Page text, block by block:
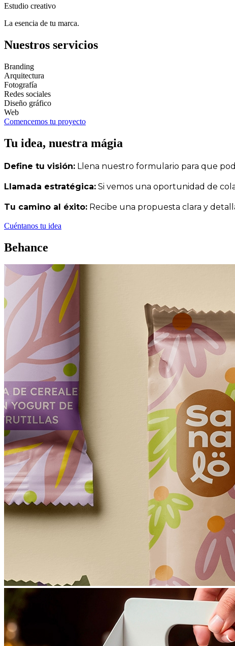
Estudio creativo
La esencia de tu marca.
Nuestros servicios
Branding
Arquitectura
Fotografía
Redes sociales
Diseño gráfico
Web
Comencemos tu proyecto
Tu idea, nuestra mágia
Define tu visión: Llena nuestro formulario para que
Llamada estratégica: Si vemos una oportunidad de
Tu camino al éxito: Recibe una propuesta clara y
Cuéntanos tu idea
Behance